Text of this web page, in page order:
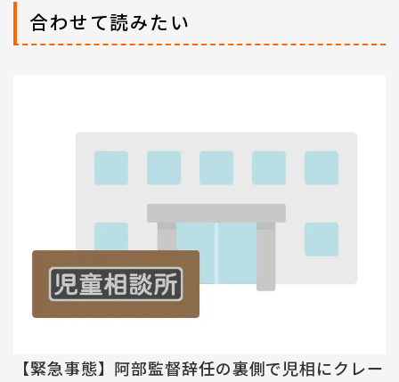
合わせて読みたい
【緊急事態】阿部監督辞任の裏側で児相にクレー